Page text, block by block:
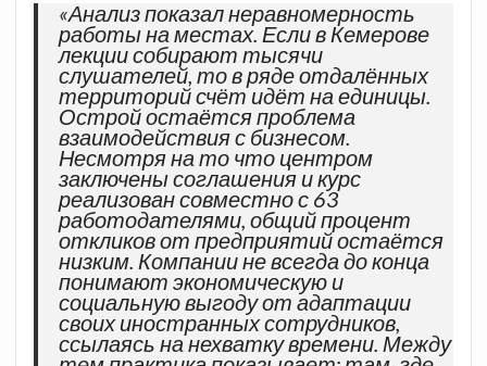
«Анализ показал неравномерность
работы на местах. Если в Кемерове
лекции собирают тысячи
слушателей, то в ряде отдалённых
территорий счёт идёт на единицы.
Острой остаётся проблема
взаимодействия с бизнесом.
Несмотря на то что центром
заключены соглашения и курс
реализован совместно с 63
работодателями, общий процент
откликов от предприятий остаётся
низким. Компании не всегда до конца
понимают экономическую и
социальную выгоду от адаптации
своих иностранных сотрудников,
ссылаясь на нехватку времени. Между